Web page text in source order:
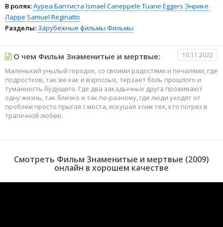
В ролях:Ауреа Баптиста Ismael Caneppele Tuane Eggers Энрике
Ларре Samuel Reginatto
Разделы: Зарубежные фильмы Фильмы
О чем Фильм Знаменитые и мертвые: 10.11.2022
Маленький унылый городок, со своими радостями и печалями, где
подростков, так же как и взрослых, терзает боль прошлого и
туманность будущего. Где два закадычных друга проживают
одну жизнь, так близко и так по-разному, где люди уходят от
проблем просто прыгая с моста, искушая этим тех, кто погряз в
трагичной любви.
Смотреть Фильм Знаменитые и мертвые (2009)
онлайн в хорошем качестве